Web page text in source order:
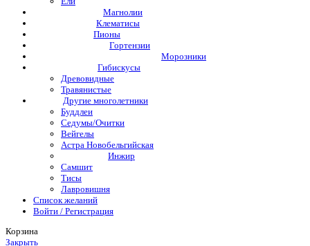
Магнолии
Клематисы
Пионы
Гортензии
Морозники
Гибискусы
Древовидные
Травянистые
Другие многолетники
Буддлеи
Седумы/Очитки
Вейгелы
Астра Новобельгийская
Инжир
Самшит
Тисы
Лавровишня
Список желаний
Войти / Регистрация
Корзина
Закрыть